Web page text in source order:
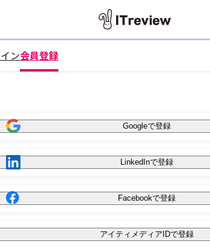
ン会員登録
Googleで登録
LinkedInで登録
Facebookで登録
アイティメディアIDで登録